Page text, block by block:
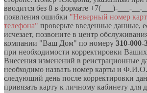
вводится без 8 в формате +7(___)-___-__-
появления ошибки "Неверный номер
телефона" проверьте введенные данные,
исчезает, позвоните в центр
компании "Ваш Дом" по номеру 310-000-
при необходимости корректировки
Внесения изменений в реистрационные
необходимо назвать номер карты и
следующий день после корректировки
привязать карту к личному кабинету для